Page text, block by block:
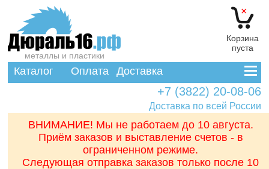
Доставка по всей России
×
Корзина
пуста
+7 (3822) 20-08-06
металлы и пластики
Каталог Оплата Доставка
ВНИМАНИЕ! Мы не работаем до 10 августа.
Приём заказов и выставление счетов - в
ограниченном режиме.
Следующая отправка заказов только после 10